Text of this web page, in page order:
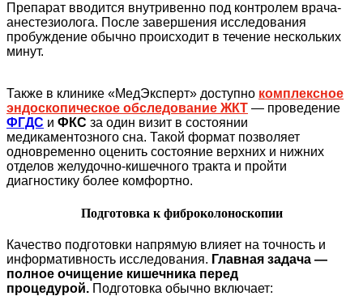
Препарат вводится внутривенно под контролем врача-
анестезиолога. После завершения исследования
пробуждение обычно происходит в течение нескольких
минут.
Также в клинике «МедЭксперт» доступно комплексное
эндоскопическое обследование ЖКТ — проведение
ФГДС и ФКС за один визит в состоянии
медикаментозного сна. Такой формат позволяет
одновременно оценить состояние верхних и нижних
отделов желудочно-кишечного тракта и пройти
диагностику более комфортно.
Подготовка к фиброколоноскопии
Качество подготовки напрямую влияет на точность и
информативность исследования. Главная задача —
полное очищение кишечника перед
процедурой. Подготовка обычно включает: